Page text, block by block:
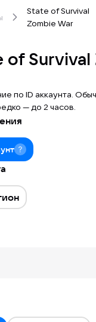
State of Survival
Zombie War
of
по ID аккаунта.
— до 2 часов.